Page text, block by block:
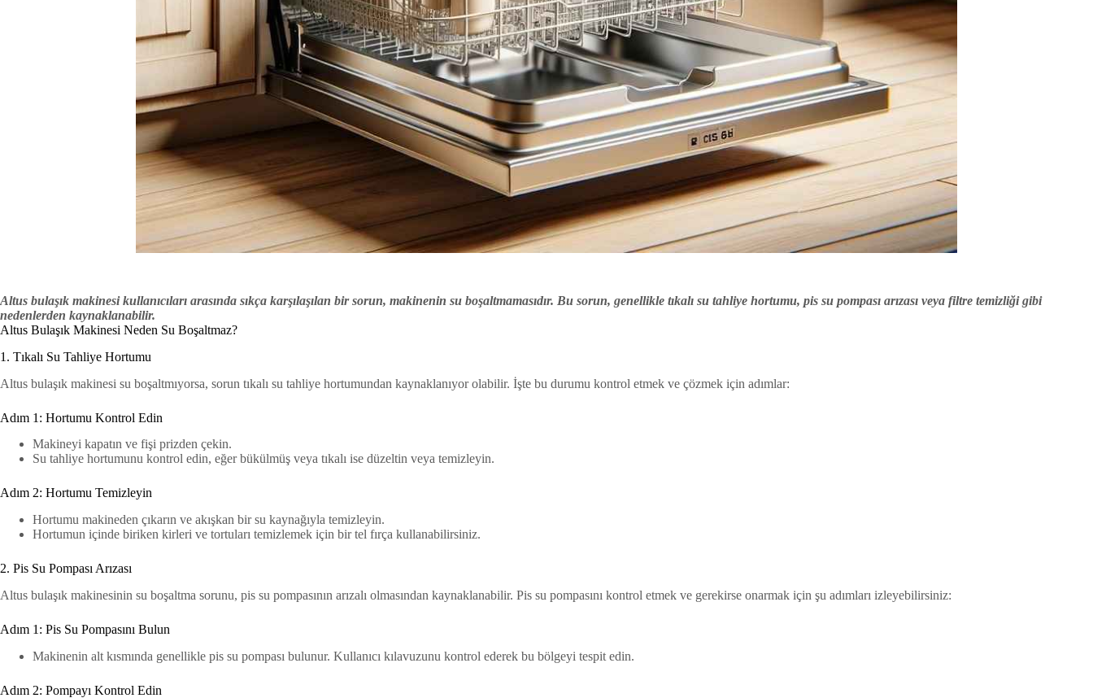
Altus bulaşık makinesi kullanıcıları arasında sıkça karşılaşılan bir sorun, makinenin su boşaltmamasıdır. Bu sorun, genellikle tıkalı su tahliye hortumu, pis su pompası arızası veya filtre temizliği gibi
nedenlerden kaynaklanabilir.
Altus Bulaşık Makinesi Neden Su Boşaltmaz?
1. Tıkalı Su Tahliye Hortumu
Altus bulaşık makinesi su boşaltmıyorsa, sorun tıkalı su tahliye hortumundan kaynaklanıyor olabilir. İşte bu durumu kontrol etmek ve çözmek için adımlar:
Adım 1: Hortumu Kontrol Edin
Makineyi kapatın ve fişi prizden çekin.
Su tahliye hortumunu kontrol edin, eğer bükülmüş veya tıkalı ise düzeltin veya temizleyin.
Adım 2: Hortumu Temizleyin
Hortumu makineden çıkarın ve akışkan bir su kaynağıyla temizleyin.
Hortumun içinde biriken kirleri ve tortuları temizlemek için bir tel fırça kullanabilirsiniz.
2. Pis Su Pompası Arızası
Altus bulaşık makinesinin su boşaltma sorunu, pis su pompasının arızalı olmasından kaynaklanabilir. Pis su pompasını kontrol etmek ve gerekirse onarmak için şu adımları izleyebilirsiniz:
Adım 1: Pis Su Pompasını Bulun
Makinenin alt kısmında genellikle pis su pompası bulunur. Kullanıcı kılavuzunu kontrol ederek bu bölgeyi tespit edin.
Adım 2: Pompayı Kontrol Edin